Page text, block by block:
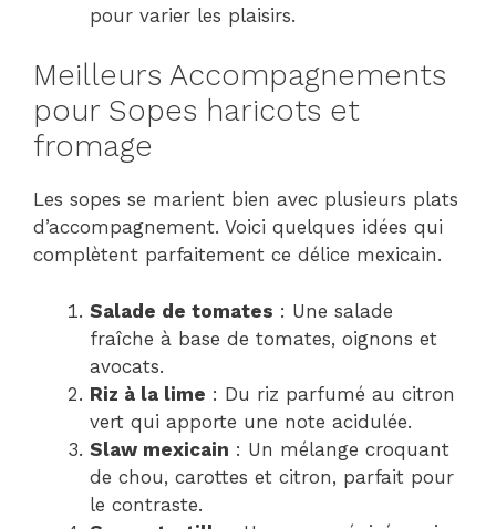
pour varier les plaisirs.
Meilleurs Accompagnements
pour Sopes haricots et
fromage
Les sopes se marient bien avec plusieurs plats
d’accompagnement. Voici quelques idées qui
complètent parfaitement ce délice mexicain.
Salade de tomates : Une salade
fraîche à base de tomates, oignons et
avocats.
Riz à la lime : Du riz parfumé au citron
vert qui apporte une note acidulée.
Slaw mexicain : Un mélange croquant
de chou, carottes et citron, parfait pour
le contraste.